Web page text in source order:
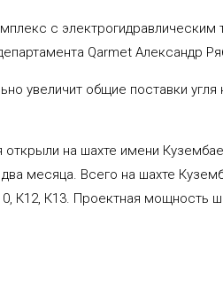
с электрогидравлическим
Qarmet Александр
увеличит общие поставки
открыли на шахте имени
месяца. Всего на шахте
К12, К13. Проектная мощность